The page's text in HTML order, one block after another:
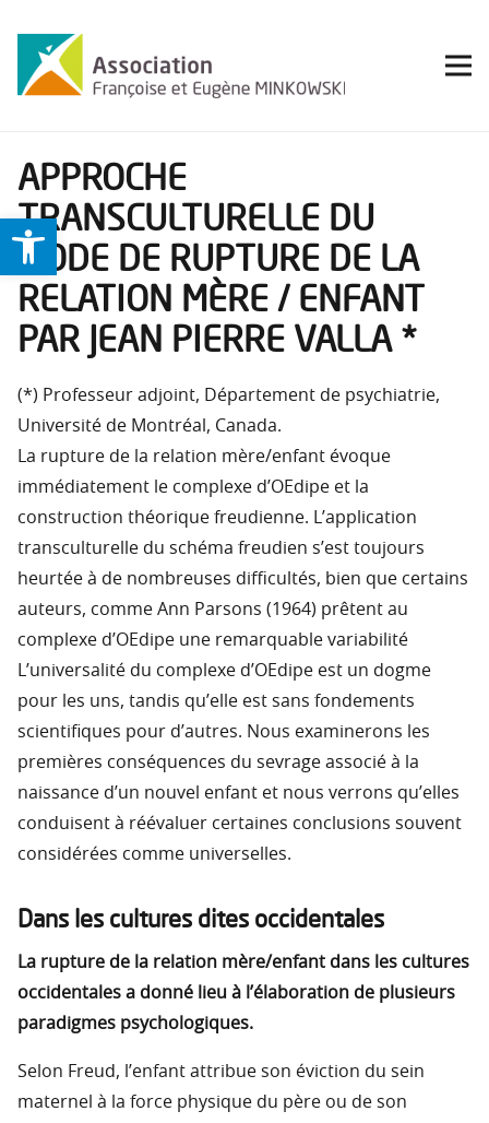
Ouvrir la barre d’outils
APPROCHE
TRANSCULTURELLE DU
MODE DE RUPTURE DE LA
RELATION MÈRE / ENFANT
PAR JEAN PIERRE VALLA *
(*) Professeur adjoint, Département de psychiatrie,
Université de Montréal, Canada.
La rupture de la relation mère/enfant évoque
immédiatement le complexe d’OEdipe et la
construction théorique freudienne. L’application
transculturelle du schéma freudien s’est toujours
heurtée à de nombreuses difficultés, bien que certains
auteurs, comme Ann Parsons (1964) prêtent au
complexe d’OEdipe une remarquable variabilité
L’universalité du complexe d’OEdipe est un dogme
pour les uns, tandis qu’elle est sans fondements
scientifiques pour d’autres. Nous examinerons les
premières conséquences du sevrage associé à la
naissance d’un nouvel enfant et nous verrons qu’elles
conduisent à réévaluer certaines conclusions souvent
considérées comme universelles.
Dans les cultures dites occidentales
La rupture de la relation mère/enfant dans les cultures
occidentales a donné lieu à l’élaboration de plusieurs
paradigmes psychologiques.
Selon Freud, l’enfant attribue son éviction du sein
maternel à la force physique du père ou de son